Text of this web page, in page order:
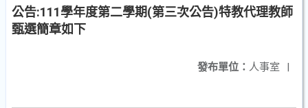
公告:111學年度第二學期(第三次公告)特教代理教師
甄選簡章如下
發布單位： 人事室 |